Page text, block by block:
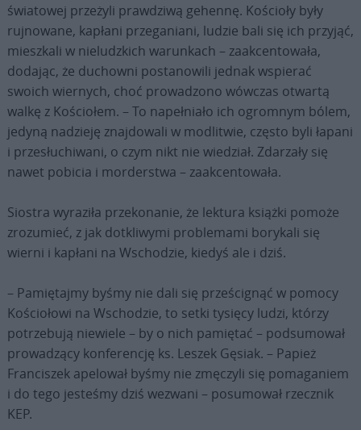
światowej przeżyli prawdziwą gehennę. Kościoły były
rujnowane, kapłani przeganiani, ludzie bali się ich przyjąć,
mieszkali w nieludzkich warunkach – zaakcentowała,
dodając, że duchowni postanowili jednak wspierać
swoich wiernych, choć prowadzono wówczas otwartą
walkę z Kościołem. – To napełniało ich ogromnym bólem,
jedyną nadzieję znajdowali w modlitwie, często byli łapani
i przesłuchiwani, o czym nikt nie wiedział. Zdarzały się
nawet pobicia i morderstwa – zaakcentowała.
Siostra wyraziła przekonanie, że lektura książki pomoże
zrozumieć, z jak dotkliwymi problemami borykali się
wierni i kapłani na Wschodzie, kiedyś ale i dziś.
– Pamiętajmy byśmy nie dali się prześcignąć w pomocy
Kościołowi na Wschodzie, to setki tysięcy ludzi, którzy
potrzebują niewiele – by o nich pamiętać – podsumował
prowadzący konferencję ks. Leszek Gęsiak. – Papież
Franciszek apelował byśmy nie zmęczyli się pomaganiem
i do tego jesteśmy dziś wezwani – posumował rzecznik
KEP.